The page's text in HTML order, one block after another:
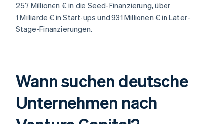
257 Millionen € in die Seed-Finanzierung, über
1 Milliarde € in Start-ups und 931 Millionen € in Later-
Stage-Finanzierungen.
Wann suchen deutsche
Unternehmen nach